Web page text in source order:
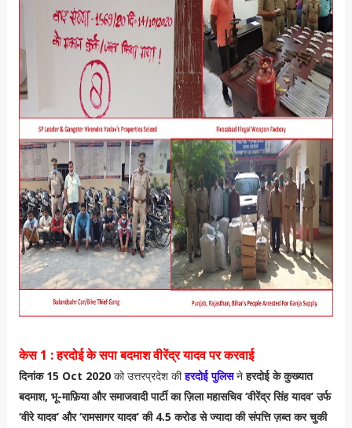
केस 1 : हरदोई के सपा बदमाश वीरेंद्र यादव पर करवाई
दिनांक 15 Oct 2020 को उत्तरप्रदेश कीहरदोई पुलिसनेहरदोई के कुख्यात
बदमाश, भू-माफ़िया और समाजवादी पार्टी का ज़िला महासचिव ‘वीरेंद्र सिंह यादव’ उर्फ
‘वीरे यादव’ और ‘रामसागर यादव’ की 4.5 करोड से ज्यादा की संपत्ति ज़ब्त कर चुकी